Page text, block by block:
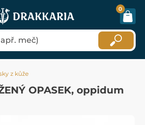
0
z kůže
OPASEK, oppidum